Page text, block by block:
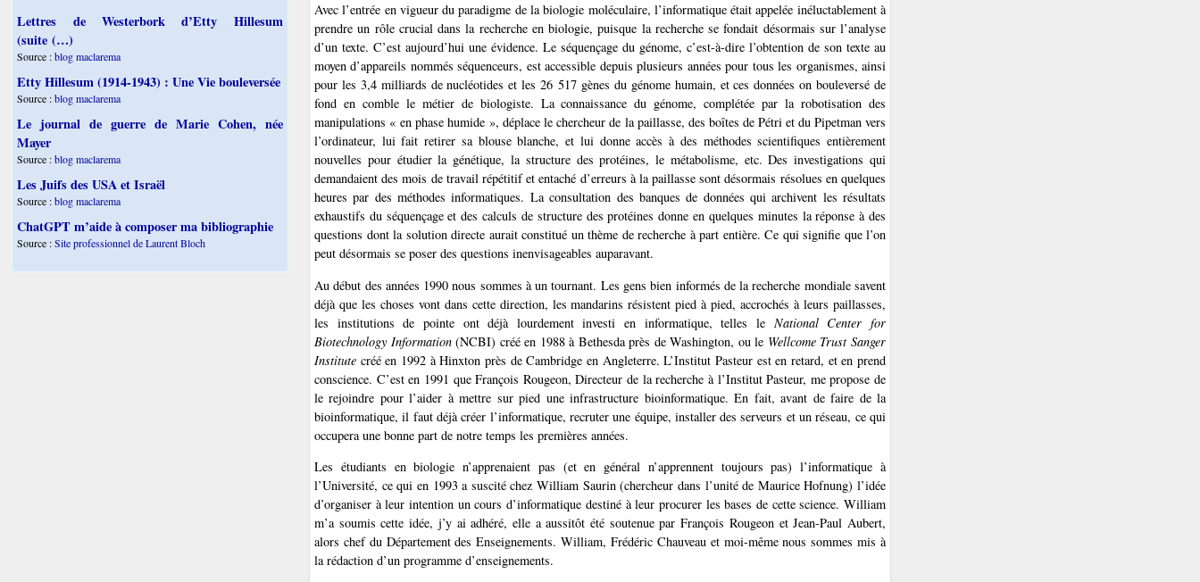
Avec l’entrée en vigueur du paradigme de la biologie moléculaire, l’informatique était appelée inéluctablement à
prendre un rôle crucial dans la recherche en biologie, puisque la recherche se fondait désormais sur l’analyse
d’un texte. C’est aujourd’hui une évidence. Le séquençage du génome, c’est-à-dire l’obtention de son texte au
moyen d’appareils nommés séquenceurs, est accessible depuis plusieurs années pour tous les organismes, ainsi
pour les 3,4 milliards de nucléotides et les 26 517 gènes du génome humain, et ces données on bouleversé de
fond en comble le métier de biologiste. La connaissance du génome, complétée par la robotisation des
manipulations « en phase humide », déplace le chercheur de la paillasse, des boîtes de Pétri et du Pipetman vers
l’ordinateur, lui fait retirer sa blouse blanche, et lui donne accès à des méthodes scientifiques entièrement
nouvelles pour étudier la génétique, la structure des protéines, le métabolisme, etc. Des investigations qui
demandaient des mois de travail répétitif et entaché d’erreurs à la paillasse sont désormais résolues en quelques
heures par des méthodes informatiques. La consultation des banques de données qui archivent les résultats
exhaustifs du séquençage et des calculs de structure des protéines donne en quelques minutes la réponse à des
questions dont la solution directe aurait constitué un thème de recherche à part entière. Ce qui signifie que l’on
peut désormais se poser des questions inenvisageables auparavant.
Au début des années 1990 nous sommes à un tournant. Les gens bien informés de la recherche mondiale savent
déjà que les choses vont dans cette direction, les mandarins résistent pied à pied, accrochés à leurs paillasses,
les institutions de pointe ont déjà lourdement investi en informatique, telles le National Center for
Biotechnology Information(NCBI) créé en 1988 à Bethesda près de Washington, ou le Wellcome Trust Sanger
Institute créé en 1992 à Hinxton près de Cambridge en Angleterre. L’Institut Pasteur est en retard, et en prend
conscience. C’est en 1991 que François Rougeon, Directeur de la recherche à l’Institut Pasteur, me propose de
le rejoindre pour l’aider à mettre sur pied une infrastructure bioinformatique. En fait, avant de faire de la
bioinformatique, il faut déjà créer l’informatique, recruter une équipe, installer des serveurs et un réseau, ce qui
occupera une bonne part de notre temps les premières années.
Les étudiants en biologie n’apprenaient pas (et en général n’apprennent toujours pas) l’informatique à
l’Université, ce qui en 1993 a suscité chez William Saurin (chercheur dans l’unité de Maurice Hofnung) l’idée
d’organiser à leur intention un cours d’informatique destiné à leur procurer les bases de cette science. William
m’a soumis cette idée, j’y ai adhéré, elle a aussitôt été soutenue par François Rougeon et Jean-Paul Aubert,
alors chef du Département des Enseignements. William, Frédéric Chauveau et moi-même nous sommes mis à
la rédaction d’un programme d’enseignements.
Lettres de Westerbork d’Etty Hillesum
(suite (…)
Source :blog maclarema
Etty Hillesum (1914-1943) : Une Vie bouleversée
Source :blog maclarema
Le journal de guerre de Marie Cohen, née
Mayer
Source :blog maclarema
Les Juifs des USA et Israël
Source :blog maclarema
ChatGPT m’aide à composer ma bibliographie
Source :Site professionnel de Laurent Bloch